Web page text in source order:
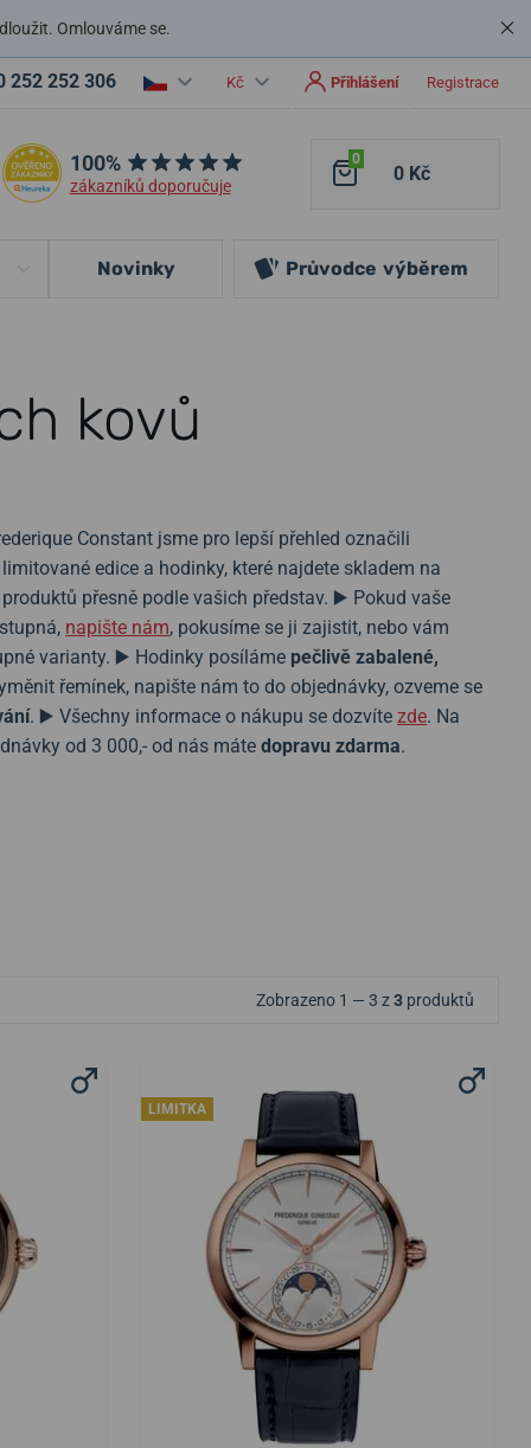
Omlouváme se.
252 252 306 Kč Přihlášení Registrace
100%
zákazníků doporučuje
0
0 Kč
Novinky Průvodce výběrem
kovů
Constant jsme pro lepší přehled označili
edice a hodinky, které najdete skladem na
přesně podle vašich představ. ▶️ Pokud vaše
napište nám, pokusíme se ji zajistit, nebo vám
varianty. ▶️ Hodinky posíláme pečlivě zabalené,
řemínek, napište nám to do objednávky, ozveme se
. ▶️ Všechny informace o nákupu se dozvíte zde. Na
od 3 000,- od nás máte dopravu zdarma.
Zobrazeno 1 — 3 z3 produktů
LIMITKA